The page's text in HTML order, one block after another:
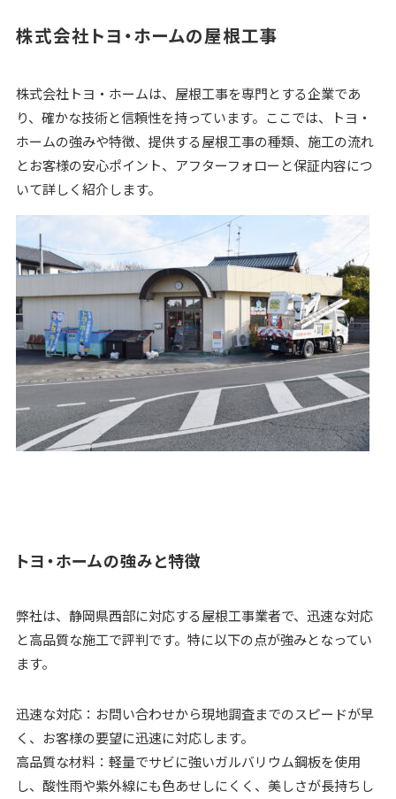
株式会社トヨ・ホームの屋根工事
株式会社トヨ・ホームは、屋根工事を専門とする企業であ
り、確かな技術と信頼性を持っています。ここでは、トヨ・
ホームの強みや特徴、提供する屋根工事の種類、施工の流れ
とお客様の安心ポイント、アフターフォローと保証内容につ
いて詳しく紹介します。
トヨ・ホームの強みと特徴
弊社は、静岡県西部に対応する屋根工事業者で、迅速な対応
と高品質な施工で評判です。特に以下の点が強みとなってい
ます。
迅速な対応：お問い合わせから現地調査までのスピードが早
く、お客様の要望に迅速に対応します。
高品質な材料：軽量でサビに強いガルバリウム鋼板を使用
し、酸性雨や紫外線にも色あせしにくく、美しさが長持ちし